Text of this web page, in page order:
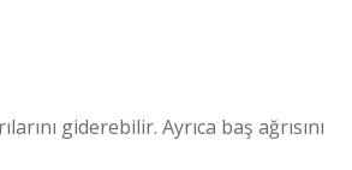
giderebilir. Ayrıca baş ağrısını